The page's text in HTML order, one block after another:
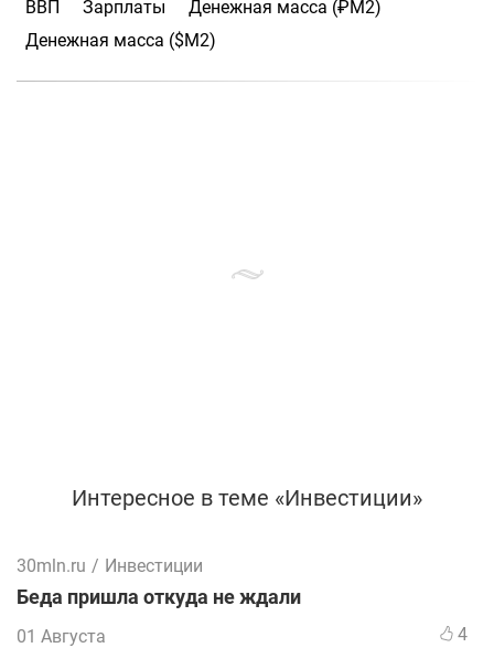
ВВП Зарплаты
Денежная масса (₽М2)
Денежная масса ($М2)
Интересное в теме «Инвестиции»
30mln.ru / Инвестиции
Беда пришла откуда не ждали
01 Августа 4